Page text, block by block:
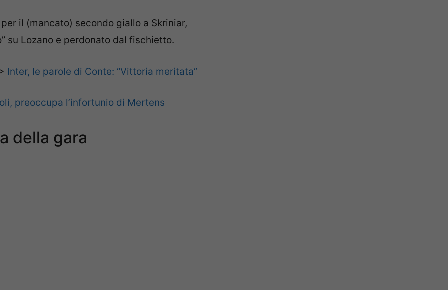
il (mancato) secondo giallo a Skriniar,
su Lozano e perdonato dal fischietto.
Inter, le parole di Conte: “Vittoria meritata”
preoccupa l’infortunio di Mertens
della gara